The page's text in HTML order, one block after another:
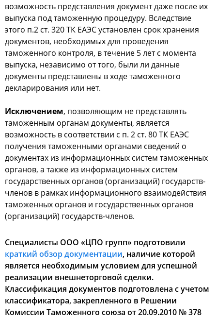
возможность представления документ даже после их
выпуска под таможенную процедуру. Вследствие
этого п.2 ст. 320 ТК ЕАЭС установлен срок хранения
документов, необходимых для проведения
таможенного контроля, в течение 5 лет с момента
выпуска, независимо от того, были ли данные
документы представлены в ходе таможенного
декларирования или нет.
Исключением, позволяющим не представлять
таможенным органам документы, является
возможность в соответствии с п. 2 ст. 80 ТК ЕАЭС
получения таможенными органами сведений о
документах из информационных систем таможенных
органов, а также из информационных систем
государственных органов (организаций) государств-
членов в рамках информационного взаимодействия
таможенных органов и государственных органов
(организаций) государств-членов.
Специалисты ООО «ЦПО групп» подготовили
краткий обзор документации, наличие которой
является необходимым условием для успешной
реализации внешнеторговой сделки.
Классификация документов подготовлена с учетом
классификатора, закрепленного в Решении
Комиссии Таможенного союза от 20.09.2010 № 378